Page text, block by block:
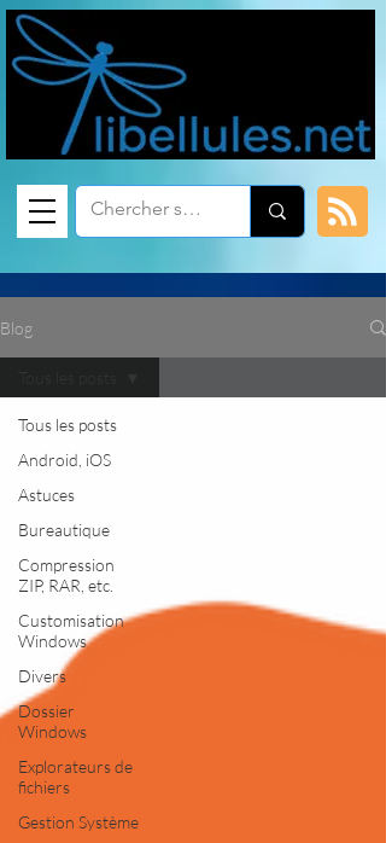
Blog
Tous les posts
Android, iOS
Astuces
Bureautique
Compression
ZIP, RAR, etc.
Customisation
Windows
Divers
Dossier
Windows
Explorateurs de
fichiers
Gestion Système